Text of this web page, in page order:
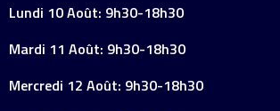
Lundi 10 Août: 9h30-18h30
Mardi 11 Août: 9h30-18h30
Mercredi 12 Août: 9h30-18h30